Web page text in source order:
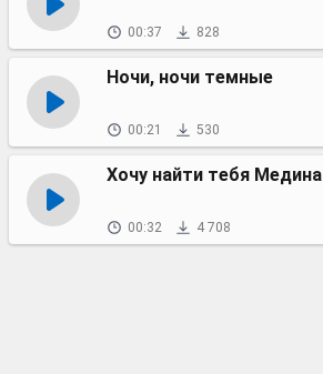
00:37 828
Ночи, ночи темные
00:21 530
Хочу найти тебя Медина
00:32 4 708